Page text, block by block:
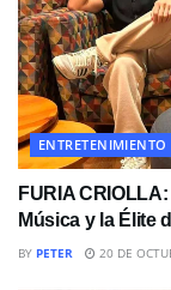
ENTRETENIMIENTO
FURIA
Música y la Élite
BY PETER 20 DE